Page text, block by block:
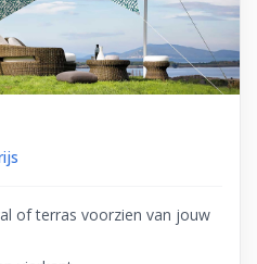
of terras voorzien van jouw